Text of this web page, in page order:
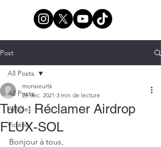
Post
All Posts
Articles
Vidéos
All Posts
Tuto : Réclamer Airdrop
FLUX-SOL
monsieurtk
26 déc. 2021 3 min de lecture
Bonjour à tous,